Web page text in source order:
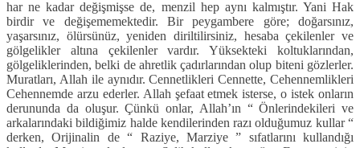
har ne kadar değişmişse de, menzil hep aynı kalmıştır. Yani Hak
birdir ve değişememektedir. Bir peygambere göre; doğarsınız,
yaşarsınız, ölürsünüz, yeniden diriltilirsiniz, hesaba çekilenler ve
gölgelikler altına çekilenler vardır. Yüksekteki koltuklarından,
gölgeliklerinden, belki de ahretlik çadırlarından olup biteni gözlerler.
Muratları, Allah ile aynıdır. Cennetlikleri Cennette, Cehennemlikleri
Cehennemde arzu ederler. Allah şefaat etmek isterse, o istek onların
derununda da oluşur. Çünkü onlar, Allah’ın “ Önlerindekileri ve
arkalarındaki bildiğimiz halde kendilerinden razı olduğumuz kullar “
derken, Orijinalin de “ Raziye, Marziye ” sıfatlarını kullandığı